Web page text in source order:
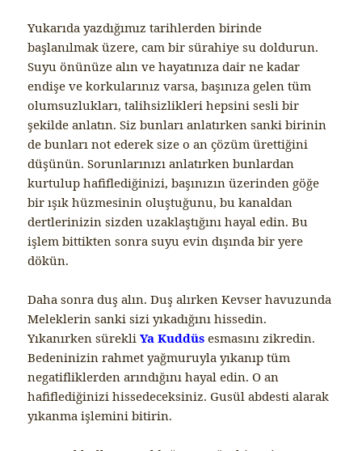
Yukarıda yazdığımız tarihlerden birinde
başlanılmak üzere, cam bir sürahiye su doldurun.
Suyu önünüze alın ve hayatınıza dair ne kadar
endişe ve korkularınız varsa, başınıza gelen tüm
olumsuzlukları, talihsizlikleri hepsini sesli bir
şekilde anlatın. Siz bunları anlatırken sanki birinin
de bunları not ederek size o an çözüm ürettiğini
düşünün. Sorunlarınızı anlatırken bunlardan
kurtulup hafiflediğinizi, başınızın üzerinden göğe
bir ışık hüzmesinin oluştuğunu, bu kanaldan
dertlerinizin sizden uzaklaştığını hayal edin. Bu
işlem bittikten sonra suyu evin dışında bir yere
dökün.
Daha sonra duş alın. Duş alırken Kevser havuzunda
Meleklerin sanki sizi yıkadığını hissedin.
Yıkanırken sürekliYa Kuddüs esmasını zikredin.
Bedeninizin rahmet yağmuruyla yıkanıp tüm
negatifliklerden arındığını hayal edin. O an
hafiflediğinizi hissedeceksiniz. Gusül abdesti alarak
yıkanma işlemini bitirin.